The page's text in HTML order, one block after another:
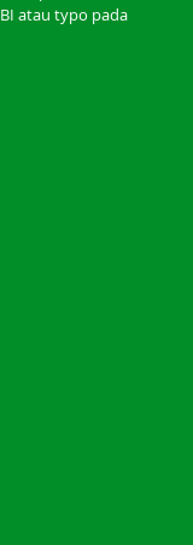
atau typo pada